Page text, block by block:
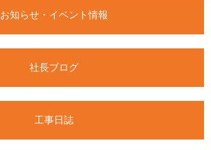
お知らせ・イベント情報
社長ブログ
工事日誌